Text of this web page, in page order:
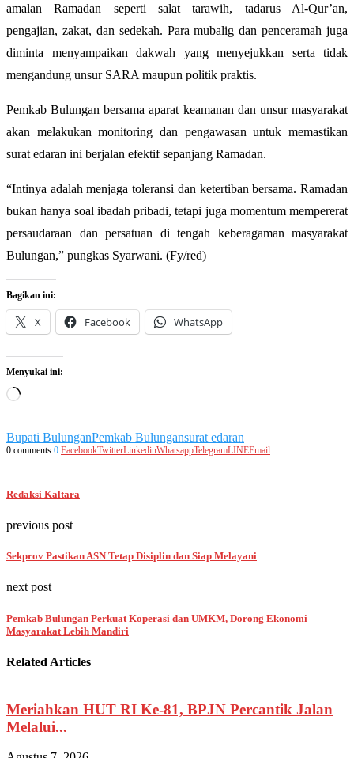
amalan Ramadan seperti salat tarawih, tadarus Al-Qur’an,
pengajian, zakat, dan sedekah. Para mubalig dan penceramah juga
diminta menyampaikan dakwah yang menyejukkan serta tidak
mengandung unsur SARA maupun politik praktis.
Pemkab Bulungan bersama aparat keamanan dan unsur masyarakat
akan melakukan monitoring dan pengawasan untuk memastikan
surat edaran ini berjalan efektif sepanjang Ramadan.
“Intinya adalah menjaga toleransi dan ketertiban bersama. Ramadan
bukan hanya soal ibadah pribadi, tetapi juga momentum mempererat
persaudaraan dan persatuan di tengah keberagaman masyarakat
Bulungan,” pungkas Syarwani. (Fy/red)
Bagikan ini:
X Facebook WhatsApp
Menyukai ini:
Memuat...
Bupati BulunganPemkab Bulungansurat edaran
0 comments 0 FacebookTwitterLinkedinWhatsappTelegramLINEEmail
Redaksi Kaltara
previous post
Sekprov Pastikan ASN Tetap Disiplin dan Siap Melayani
next post
Pemkab Bulungan Perkuat Koperasi dan UMKM, Dorong Ekonomi
Masyarakat Lebih Mandiri
Related Articles
Meriahkan HUT RI Ke-81, BPJN Percantik Jalan
Melalui...